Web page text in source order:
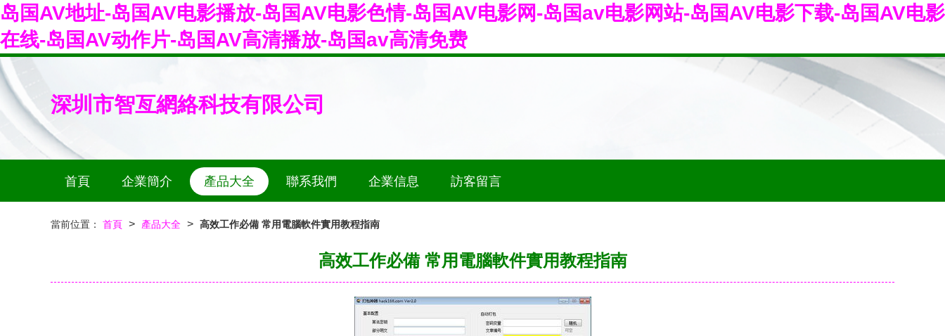
岛国AV地址-岛国AV电影播放-岛国AV电影色情-岛国AV电影网-岛国av电影网站-岛国AV电影下载-岛国AV电影
在线-岛国AV动作片-岛国AV高清播放-岛国av高清免费
深圳市智亙網絡科技有限公司
首頁 企業簡介 產品大全 聯系我們 企業信息 訪客留言
當前位置： 首頁 > 產品大全 > 高效工作必備 常用電腦軟件實用教程指南
高效工作必備 常用電腦軟件實用教程指南